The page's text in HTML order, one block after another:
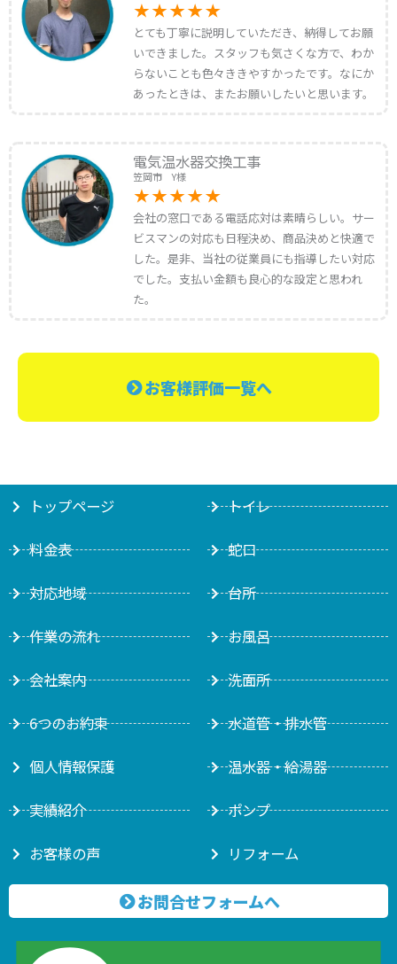
とても丁寧に説明していただき、納得してお願
いできました。スタッフも気さくな方で、わか
らないことも色々ききやすかったです。なにか
あったときは、またお願いしたいと思います。
電気温水器交換工事
笠岡市 Y様
会社の窓口である電話応対は素晴らしい。サー
ビスマンの対応も日程決め、商品決めと快適で
した。是非、当社の従業員にも指導したい対応
でした。支払い金額も良心的な設定と思われ
た。
お客様評価一覧へ
トップページ
料金表
対応地域
作業の流れ
会社案内
6つのお約束
個人情報保護
実績紹介
お客様の声
トイレ
蛇口
台所
お風呂
洗面所
水道管・排水管
温水器・給湯器
ポンプ
リフォーム
お問合せフォームへ